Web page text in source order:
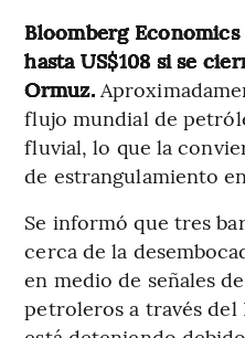
Bloomberg
hasta US$108 si se
Ormuz.
flujo mundial de
fluvial, lo que la
de estrangulamiento
Se informó que tres
cerca de la
en medio de señales
petroleros a través del